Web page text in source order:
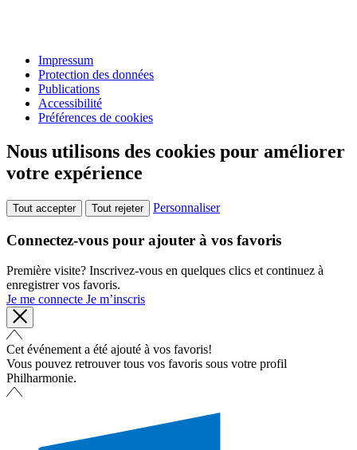
Impressum
Protection des données
Publications
Accessibilité
Préférences de cookies
Nous utilisons des cookies pour améliorer
votre expérience
Tout accepter Tout rejeter Personnaliser
Connectez-vous pour ajouter à vos favoris
Première visite? Inscrivez-vous en quelques clics et continuez à
enregistrer vos favoris.
Je me connecte Je m’inscris
Cet événement a été ajouté à vos favoris!
Vous pouvez retrouver tous vos favoris sous votre profil
Philharmonie.